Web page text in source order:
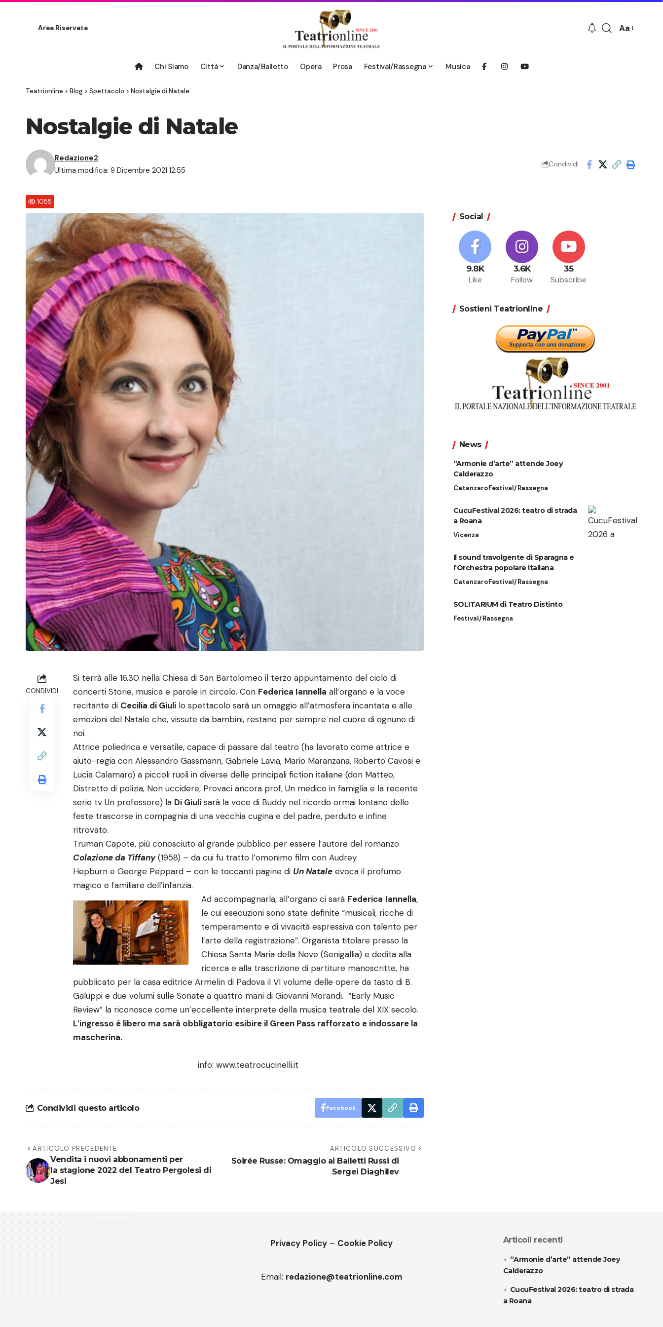
Area Riservata
Font
Aa
Chi Siamo Città Danza/Balletto Opera Prosa Festival/Rassegna Musica
Teatrionline > Blog > Spettacolo > Nostalgie di Natale
Nostalgie di Natale
Ultima modifica: 9 Dicembre 2021 12:55
Redazione2
Condividi
1055
CONDIVIDI
Si terrà alle 16.30 nella Chiesa di San Bartolomeo il terzo appuntamento del ciclo di
concerti Storie, musica e parole in circolo. Con Federica Iannella all’organo e la voce
recitante di Cecilia di Giuli lo spettacolo sarà un omaggio all’atmosfera incantata e alle
emozioni del Natale che, vissute da bambini, restano per sempre nel cuore di ognuno di
noi.
Attrice poliedrica e versatile, capace di passare dal teatro (ha lavorato come attrice e
aiuto-regia con Alessandro Gassmann, Gabriele Lavia, Mario Maranzana, Roberto Cavosi e
Lucia Calamaro) a piccoli ruoli in diverse delle principali fiction italiane (don Matteo,
Distretto di polizia, Non uccidere, Provaci ancora prof, Un medico in famiglia e la recente
serie tv Un professore) la Di Giuli sarà la voce di Buddy nel ricordo ormai lontano delle
feste trascorse in compagnia di una vecchia cugina e del padre, perduto e infine
ritrovato.
Truman Capote, più conosciuto al grande pubblico per essere l’autore del romanzo
Colazione da Tiffany(1958) – da cui fu tratto l’omonimo film con Audrey
Hepburn e George Peppard – con le toccanti pagine di Un Natale evoca il profumo
magico e familiare dell’infanzia.
Ad accompagnarla, all’organo ci sarà Federica Iannella,
le cui esecuzioni sono state definite “musicali, ricche di
temperamento e di vivacità espressiva con talento per
l’arte della registrazione”. Organista titolare presso la
Chiesa Santa Maria della Neve (Senigallia) e dedita alla
ricerca e alla trascrizione di partiture manoscritte, ha
pubblicato per la casa editrice Armelin di Padova il VI volume delle opere da tasto di B.
Galuppi e due volumi sulle Sonate a quattro mani di Giovanni Morandi. “Early Music
Review” la riconosce come un’eccellente interprete della musica teatrale del XIX secolo.
L’ingresso è libero ma sarà obbligatorio esibire il Green Pass rafforzato e indossare la
mascherina.
info:www.teatrocucinelli.it
Condividi questo articolo Facebook
ARTICOLO PRECEDENTE
Vendita i nuovi abbonamenti per
la stagione 2022 del Teatro Pergolesi di
Jesi
ARTICOLO SUCCESSIVO
Soirée Russe: Omaggio ai Balletti Russi di
Sergei Diaghilev
Social
9.8K
Like
3.6K
Follow
35
Subscribe
Sostieni Teatrionline
News
“Armonie d’arte” attende Joey
Calderazzo
CatanzaroFestival/Rassegna
CucuFestival 2026: teatro di strada
a Roana
Vicenza
Il sound travolgente di Sparagna e
l’Orchestra popolare italiana
CatanzaroFestival/Rassegna
SOLITARIUM di Teatro Distinto
Festival/Rassegna
Privacy Policy – Cookie Policy
Email: redazione@teatrionline.com
Articoli recenti
“Armonie d’arte” attende Joey
Calderazzo
CucuFestival 2026: teatro di strada
a Roana